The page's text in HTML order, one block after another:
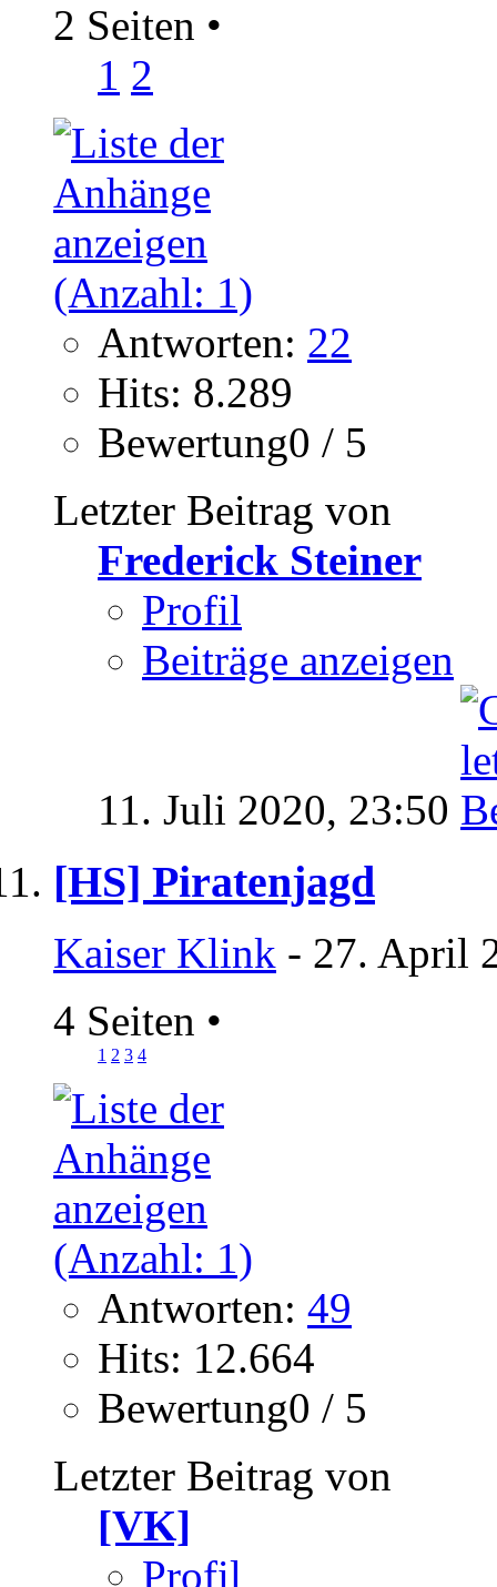
2 Seiten •
1 2
Antworten: 22
Hits: 8.289
Bewertung0 / 5
Letzter Beitrag von
Frederick Steiner
Profil
Beiträge anzeigen
11. Juli 2020, 23:50
[HS] Piratenjagd
Kaiser Klink - 27. April
4 Seiten •
1 2 3 4
Antworten: 49
Hits: 12.664
Bewertung0 / 5
Letzter Beitrag von
[VK]
Profil